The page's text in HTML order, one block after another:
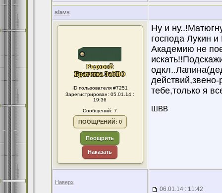
slavs
ID пользователя #7251
Зарегистрирован: 05.01.14 :
19:36
Сообщений: 7
ПООЩРЕНИЙ: 0
Поощрить
Наказать
Ну и
господа Лукин
Академию не
тебе,только я
ШВВ
Наверх
06.01.14 : 11:42